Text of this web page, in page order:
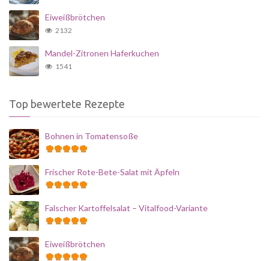
Eiweißbrötchen
2132
Mandel-Zitronen Haferkuchen
1541
Top bewertete Rezepte
Bohnen in Tomatensoße
Frischer Rote-Bete-Salat mit Äpfeln
Falscher Kartoffelsalat – Vitalfood-Variante
Eiweißbrötchen